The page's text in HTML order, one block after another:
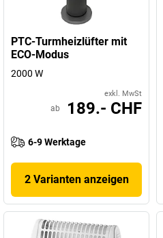
PTC-Turmheizlüfter mit
ECO-Modus
2000 W
exkl. MwSt
ab 189.- CHF
6-9 Werktage
2 Varianten anzeigen